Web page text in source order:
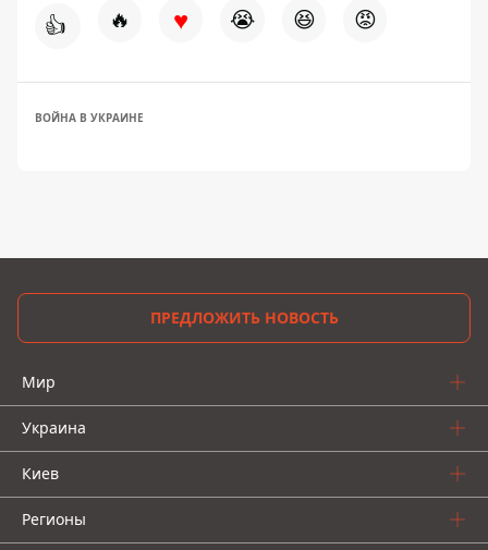
👍 🔥 ♥ 😭 😆 😡
ВОЙНА В УКРАИНЕ
ПРЕДЛОЖИТЬ НОВОСТЬ
Мир
Украина
Киев
Регионы